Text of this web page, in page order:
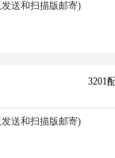
送和扫描版邮寄)
3201
送和扫描版邮寄)